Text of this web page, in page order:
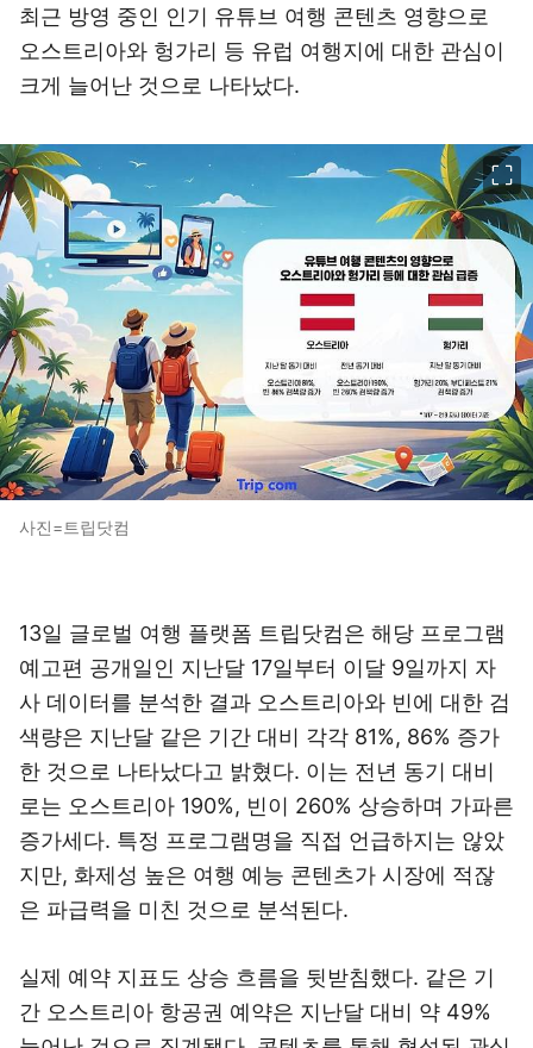
최근 방영 중인 인기 유튜브 여행 콘텐츠 영향으로
오스트리아와 헝가리 등 유럽 여행지에 대한 관심이
크게 늘어난 것으로 나타났다.
사진=트립닷컴
13일 글로벌 여행 플랫폼 트립닷컴은 해당 프로그램
예고편 공개일인 지난달 17일부터 이달 9일까지 자
사 데이터를 분석한 결과 오스트리아와 빈에 대한 검
색량은 지난달 같은 기간 대비 각각 81%, 86% 증가
한 것으로 나타났다고 밝혔다. 이는 전년 동기 대비
로는 오스트리아 190%, 빈이 260% 상승하며 가파른
증가세다. 특정 프로그램명을 직접 언급하지는 않았
지만, 화제성 높은 여행 예능 콘텐츠가 시장에 적잖
은 파급력을 미친 것으로 분석된다.
실제 예약 지표도 상승 흐름을 뒷받침했다. 같은 기
간 오스트리아 항공권 예약은 지난달 대비 약 49%